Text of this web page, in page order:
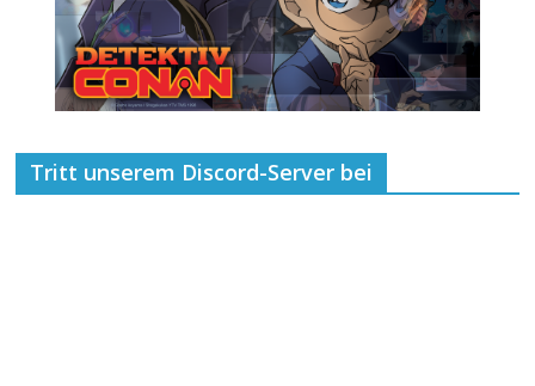
Tritt unserem Discord-Server bei